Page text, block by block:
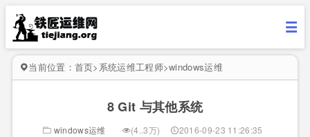
当前位置： 首页> 系统运维工程师>windows运维
8 Git 与其他系统
windows运维 (4..3万) 2016-09-23 11:26:35